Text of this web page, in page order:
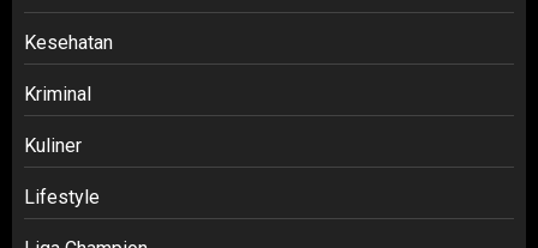
Kesehatan
Kriminal
Kuliner
Lifestyle